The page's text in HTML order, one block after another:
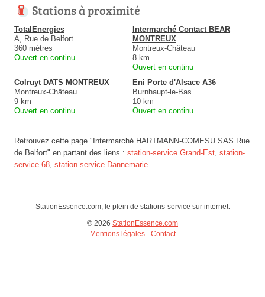
Stations à proximité
TotalEnergies
A, Rue de Belfort
360 mètres
Ouvert en continu
Intermarché Contact BEAR
MONTREUX
Montreux-Château
8 km
Ouvert en continu
Colruyt DATS MONTREUX
Montreux-Château
9 km
Ouvert en continu
Eni Porte d'Alsace A36
Burnhaupt-le-Bas
10 km
Ouvert en continu
Retrouvez cette page "Intermarché HARTMANN-COMESU SAS Rue
de Belfort" en partant des liens : station-service Grand-Est station-
service 68 station-service Dannemarie
StationEssence.com, le plein de stations-service sur internet.
© 2026 StationEssence.com
Mentions légales- Contact